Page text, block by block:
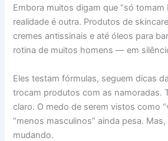
Embora muitos digam que “só tomam
realidade é outra. Produtos de
cremes antissinais e até óleos para
rotina de muitos homens — em
Eles testam fórmulas, seguem dicas
trocam produtos com as namoradas.
claro. O medo de serem vistos como
“menos masculinos” ainda pesa.
mudando.